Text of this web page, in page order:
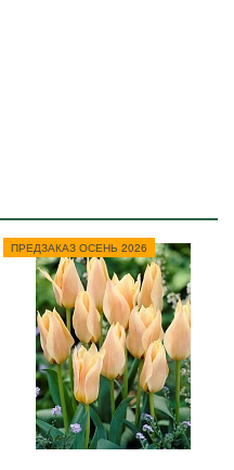
ПРЕДЗАКАЗ ОСЕНЬ 2026